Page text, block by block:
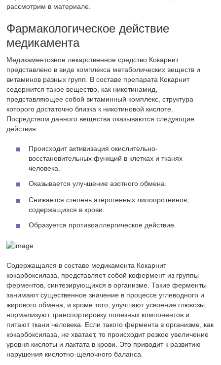
рассмотрим в материале.
Фармакологическое действие
медикамента
Медикаментозное лекарственное средство Кокарнит
представлено в виде комплекса метаболических веществ и
витаминов разных групп. В составе препарата Кокарнит
содержится такое вещество, как никотинамид,
представляющее собой витаминный комплекс, структура
которого достаточно близка к никотиновой кислоте.
Посредством данного вещества оказываются следующие
действия:
Происходит активизация окислительно-
восстановительных функций в клетках и тканях
человека.
Оказывается улучшение азотного обмена.
Снижается степень атерогенных липопротеинов,
содержащихся в крови.
Образуется противоаллергическое действие.
Содержащаяся в составе медикамента Кокарнит
кокарбоксилаза, представляет собой кофермент из группы
ферментов, синтезирующихся в организме. Такие ферменты
занимают существенное значение в процессе углеводного и
жирового обмена, и кроме того, улучшают усвоение глюкозы,
нормализуют транспортировку полезных компонентов и
питают ткани человека. Если такого фермента в организме, как
кокарбоксилаза, не хватает, то происходит резкое увеличение
уровня кислоты и лактата в крови. Это приводит к развитию
нарушения кислотно-щелочного баланса.